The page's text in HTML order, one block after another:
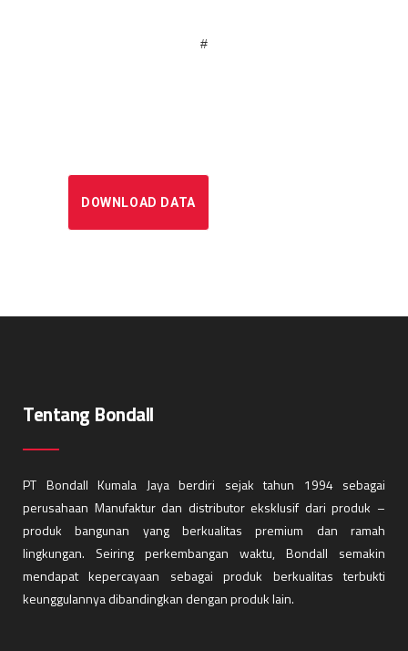
#
DOWNLOAD DATA
Tentang Bondall
PT Bondall Kumala Jaya berdiri sejak tahun 1994 sebagai
perusahaan Manufaktur dan distributor eksklusif dari produk –
produk bangunan yang berkualitas premium dan ramah
lingkungan. Seiring perkembangan waktu, Bondall semakin
mendapat kepercayaan sebagai produk berkualitas terbukti
keunggulannya dibandingkan dengan produk lain.